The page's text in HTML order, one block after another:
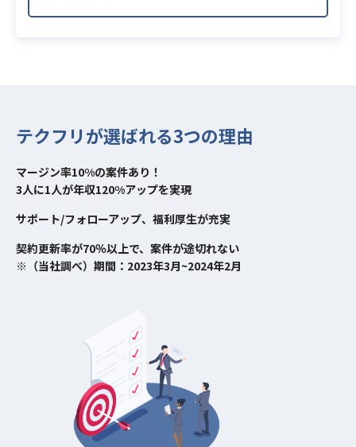
テクフリが選ばれる3つの理由
マージン率10%の案件あり！
3人に1人が年収120%アップを実現
サポート/フォローアップ、福利厚生が充実
契約更新率が70％以上で、案件が途切れない
※（当社調べ）期間：2023年3月~2024年2月